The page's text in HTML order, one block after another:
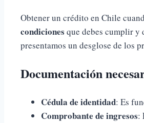
Obtener un crédito en Chile
condiciones que debes cumplir y
presentamos un desglose de los
Documentación
Cédula de identidad: Es
Comprobante de ingresos: